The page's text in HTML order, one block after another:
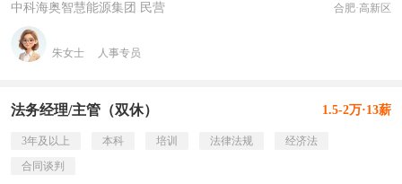
中科海奥智慧能源集团 民营 合肥·高新区
朱女士 人事专员
法务经理/主管（双休） 1.5-2万·13薪
3年及以上 本科 培训 法律法规
经济法
合同谈判